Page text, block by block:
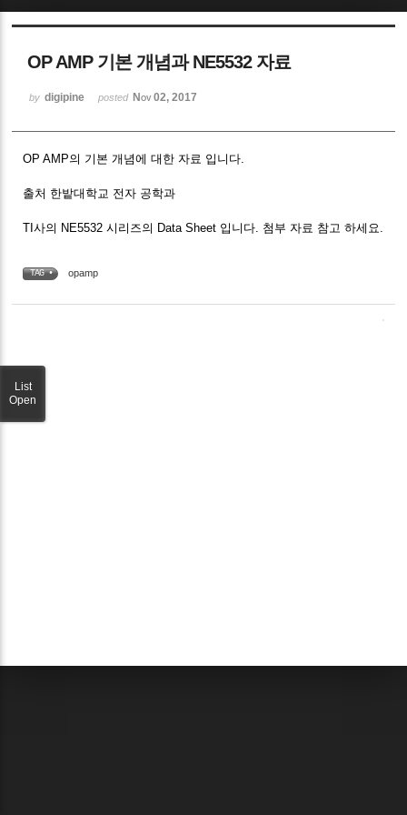
OP AMP 기본 개념과 NE5532 자료
by digipine posted Nov 02, 2017
OP AMP의 기본 개념에 대한 자료 입니다.
출처 한밭대학교 전자 공학과
TI사의 NE5532 시리즈의 Data Sheet 입니다. 첨부 자료 참고 하세요.
TAG • opamp
List
Open
Sketchbook5, 스케치북5
Sketchbook5, 스케치북5